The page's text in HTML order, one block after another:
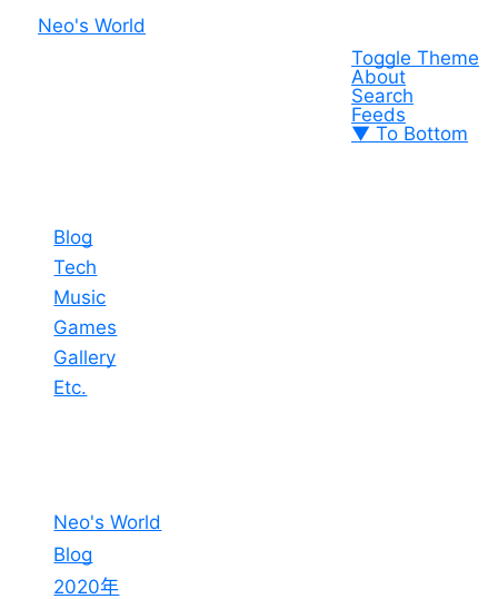
Neo's World
Toggle Theme
About
Search
Feeds
▼ To Bottom
Blog
Tech
Music
Games
Gallery
Etc.
Neo's World
Blog
2020年